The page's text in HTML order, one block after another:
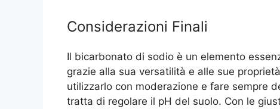
Considerazioni Finali
Il bicarbonato di sodio è un elemento
grazie alla sua versatilità e alle sue
utilizzarlo con moderazione e fare sempre
tratta di regolare il pH del suolo. Con le